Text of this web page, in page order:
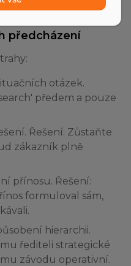
předcházení
otázek.
předem a pouze
Řešení: Zůstaňte
zákazník plně
přínosu. Řešení:
formuloval sám,
hierarchii.
řediteli strategické
závodu operativní.